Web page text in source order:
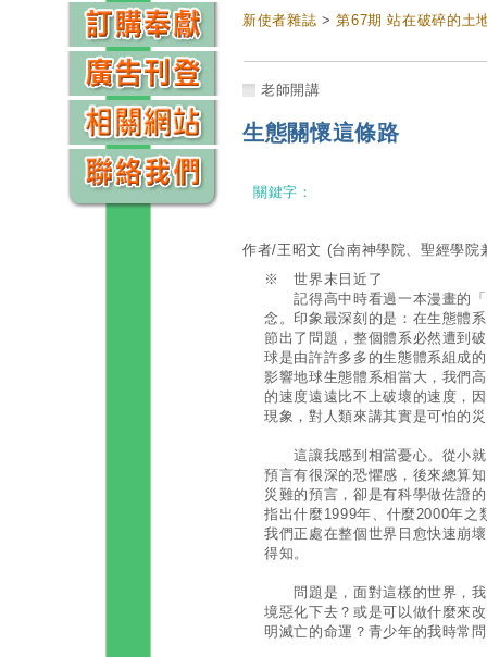
新使者雜誌 >第67期 站在破碎的土
老師開講
生態關懷這條路
關鍵字：
作者/王昭文 (台南神學院、聖經學院
※ 世界末日近了
記得高中時看過一本漫畫的「
念。印象最深刻的是：在生態體
節出了問題，整個體系必然遭到
球是由許許多多的生態體系組成
影響地球生態體系相當大，我們
的速度遠遠比不上破壞的速度，
現象，對人類來講其實是可怕的
這讓我感到相當憂心。從小就
預言有很深的恐懼感，後來總算
災難的預言，卻是有科學做佐證
指出什麼1999年、什麼2000年之
我們正處在整個世界日愈快速崩
得知。
問題是，面對這樣的世界，我
境惡化下去？或是可以做什麼來
明滅亡的命運？青少年的我時常